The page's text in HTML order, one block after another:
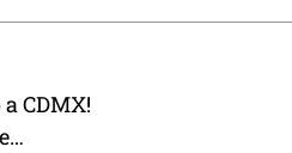
a CDMX!